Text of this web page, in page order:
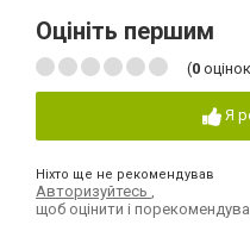
Оцініть першим
(0
Я
Ніхто ще не рекомендував
Авторизуйтесь
щоб оцінити і